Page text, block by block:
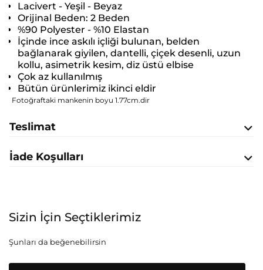
Lacivert - Yeşil - Beyaz
Orijinal Beden: 2 Beden
%90 Polyester - %10 Elastan
İçinde ince askılı içliği bulunan, belden
bağlanarak giyilen, dantelli, çiçek desenli, uzun
kollu, asimetrik kesim, diz üstü elbise
Çok az kullanılmış
Bütün ürünlerimiz ikinci eldir
Fotoğraftaki mankenin boyu 1.77cm.dir
Teslimat
İade Koşulları
Sizin İçin Seçtiklerimiz
Şunları da beğenebilirsin